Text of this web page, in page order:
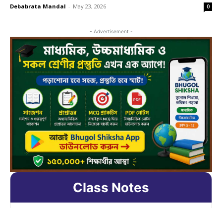
Debabrata Mandal - May 23, 2026 0
- Advertisement -
Class Notes